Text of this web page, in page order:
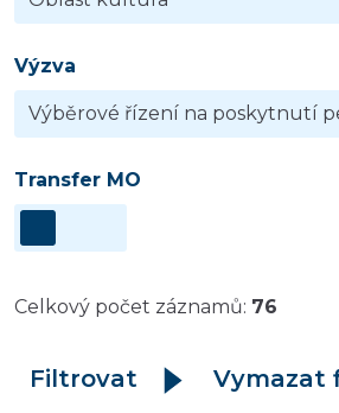
Výzva
Transfer MO
Celkový počet záznamů: 76
Filtrovat
Vymazat